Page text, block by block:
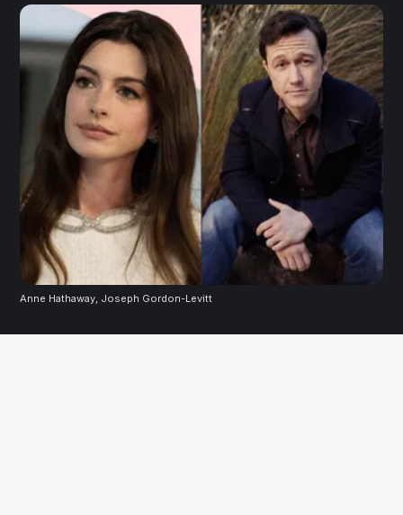
Anne Hathaway, Joseph Gordon-Levitt